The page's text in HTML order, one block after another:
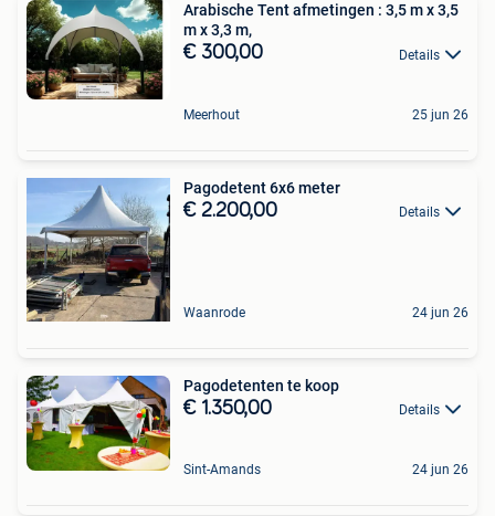
Arabische Tent afmetingen : 3,5 m x 3,5
m x 3,3 m,
€ 300,00 Details
Meerhout 25 jun 26
Pagodetent 6x6 meter
€ 2.200,00 Details
Waanrode 24 jun 26
Pagodetenten te koop
€ 1.350,00 Details
Sint-Amands 24 jun 26